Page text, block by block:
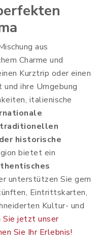
aus
Charme und
Kurztrip oder einen
ihre Umgebung
italienische
historische
bietet ein
unterstützen Sie gern
Eintrittskarten,
Kultur- und
Sie jetzt unser
Sie Ihr Erlebnis!